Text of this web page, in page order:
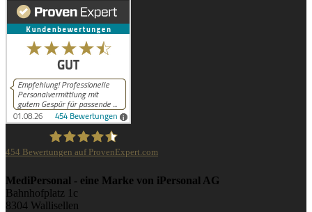
iPersonal
454 Bewertungen auf ProvenExpert.com
MediPersonal - eine Marke von iPersonal AG
Bahnhofplatz 1c
8304 Wallisellen